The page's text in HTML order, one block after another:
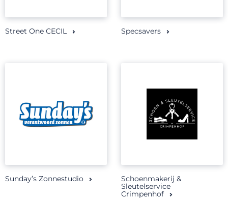
Street One CECIL Specsavers
Sunday’s Zonnestudio
Schoenmakerij &
Sleutelservice
Crimpenhof